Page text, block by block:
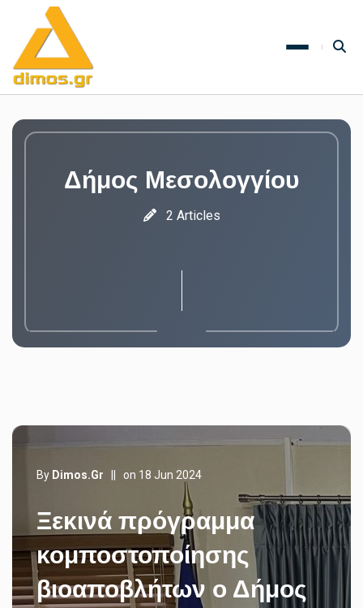
Δήμος Μεσολογγίου
2 Articles
By Dimos.gr on 18 Jun 2024
Ξεκινά πρόγραμμα
κομποστοποίησης
βιοαποβλήτων ο Δήμος